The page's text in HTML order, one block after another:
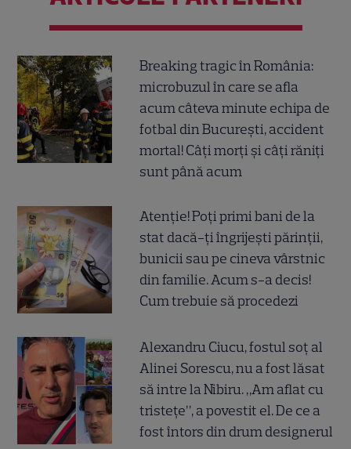
Breaking tragic în România:
microbuzul în care se afla
acum câteva minute echipa de
fotbal din București, accident
mortal! Câți morți și câți răniți
sunt până acum
Atenție! Poți primi bani de la
stat dacă-ți îngrijești părinții,
bunicii sau pe cineva vârstnic
din familie. Acum s-a decis!
Cum trebuie să procedezi
Alexandru Ciucu, fostul soț al
Alinei Sorescu, nu a fost lăsat
să intre la Nibiru. „Am aflat cu
tristețe”, a povestit el. De ce a
fost întors din drum designerul